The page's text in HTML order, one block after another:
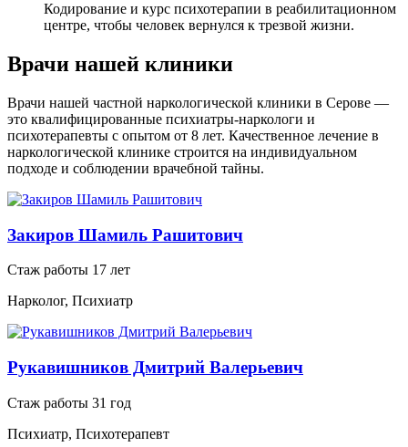
Кодирование и курс психотерапии в реабилитационном
центре, чтобы человек вернулся к трезвой жизни.
Врачи нашей клиники
Врачи нашей частной наркологической клиники в Серове —
это квалифицированные психиатры-наркологи и
психотерапевты с опытом от 8 лет. Качественное лечение в
наркологической клинике строится на индивидуальном
подходе и соблюдении врачебной тайны.
Закиров Шамиль Рашитович
Стаж работы 17 лет
Нарколог, Психиатр
Рукавишников Дмитрий Валерьевич
Стаж работы 31 год
Психиатр, Психотерапевт